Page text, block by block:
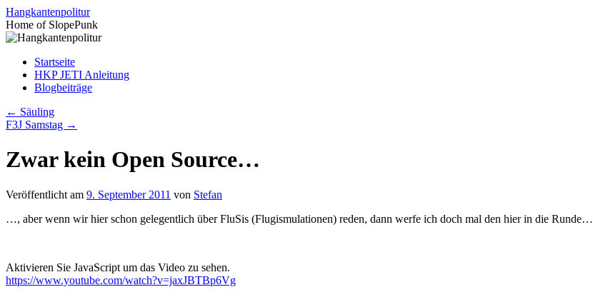
Zum
Inhalt
springen
Hangkantenpolitur
Home of SlopePunk
Startseite
HKP JETI Anleitung
Blogbeiträge
← Säuling
F3J Samstag →
Zwar kein Open Source…
Veröffentlicht am 9. September 2011 von Stefan
…, aber wenn wir hier schon gelegentlich über FluSis (Flugismulationen) reden, dann werfe ich doch mal den hier in die Runde…
Aktivieren Sie JavaScript um das Video zu sehen.
https://www.youtube.com/watch?v=jaxJBTBp6Vg